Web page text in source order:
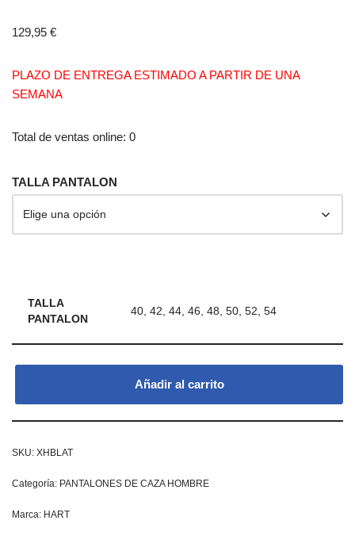
129,95 €
PLAZO DE ENTREGA ESTIMADO A PARTIR DE UNA
SEMANA
Total de ventas online: 0
TALLA PANTALON
TALLA
PANTALON
40, 42, 44, 46, 48, 50, 52, 54
Añadir al carrito
SKU: XHBLAT
Categoría: PANTALONES DE CAZA HOMBRE
Marca: HART